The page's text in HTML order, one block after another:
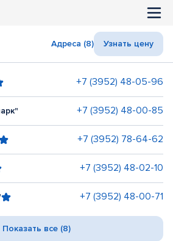
Адреса (8) Узнать цену
+7 (3952) 48-05-96
+7 (3952) 48-00-85
+7 (3952) 78-64-62
+7 (3952) 48-02-10
+7 (3952) 48-00-71
Показать все (8)